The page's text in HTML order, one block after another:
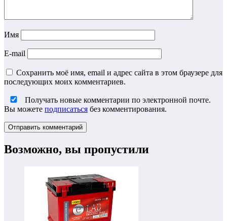
Имя
E-mail
Сохранить моё имя, email и адрес сайта в этом браузере для
последующих моих комментариев.
Получать новые комментарии по электронной почте.
Вы можете подписаться без комментирования.
Возможно, вы пропустили